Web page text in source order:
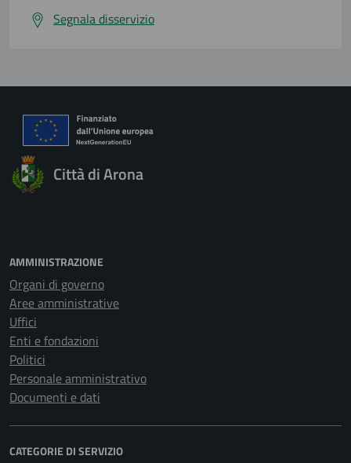
Segnala disservizio
Città di Arona
AMMINISTRAZIONE
Organi di governo
Aree amministrative
Uffici
Enti e fondazioni
Politici
Personale amministrativo
Documenti e dati
CATEGORIE DI SERVIZIO